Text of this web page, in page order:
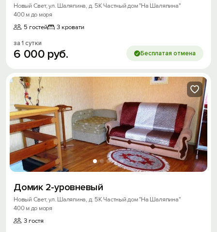
Новый Свет, ул. Шаляпина, д. 5К Частный дом "На Шаляпина"
400 м до моря
5 гостей
3 кровати
за 1 сутки
6 000 руб. Бесплатая отмена
Домик 2-уровневый
Новый Свет, ул. Шаляпина, д. 5К Частный дом "На Шаляпина"
400 м до моря
3 гостя
Вход на сайт
Войти илиЗарегистрироваться